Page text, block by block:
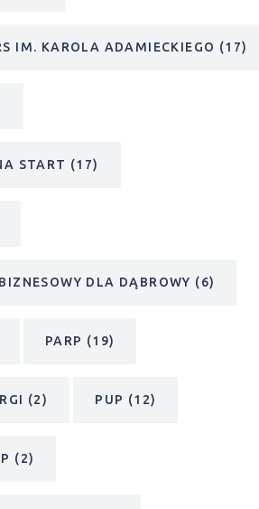
IM. KAROLA ADAMIECKIEGO (17)
START (17)
DLA DĄBROWY (6)
PARP (19)
(2) PUP (12)
(2)